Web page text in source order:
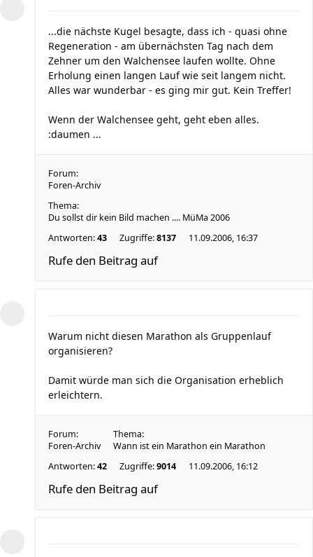
...die nächste Kugel besagte, dass ich - quasi ohne
Regeneration - am übernächsten Tag nach dem
Zehner um den Walchensee laufen wollte. Ohne
Erholung einen langen Lauf wie seit langem nicht.
Alles war wunderbar - es ging mir gut. Kein Treffer!
Wenn der Walchensee geht, geht eben alles.
:daumen ...
Forum:
Foren-Archiv
Thema:
Du sollst dir kein Bild machen .... MüMa 2006
Antworten:43 Zugriffe:8137 11.09.2006, 16:37
Rufe den Beitrag auf
Warum nicht diesen Marathon als Gruppenlauf
organisieren?
Damit würde man sich die Organisation erheblich
erleichtern.
Forum:
Foren-Archiv
Thema:
Wann ist ein Marathon ein Marathon
Antworten:42 Zugriffe:9014 11.09.2006, 16:12
Rufe den Beitrag auf